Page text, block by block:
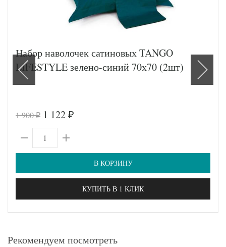
Набор наволочек сатиновых TANGO
LIFESTYLE зелено-синий 70х70 (2шт)
1 900₽ 1 122 ₽
В КОРЗИНУ
КУПИТЬ В 1 КЛИК
Рекомендуем посмотреть